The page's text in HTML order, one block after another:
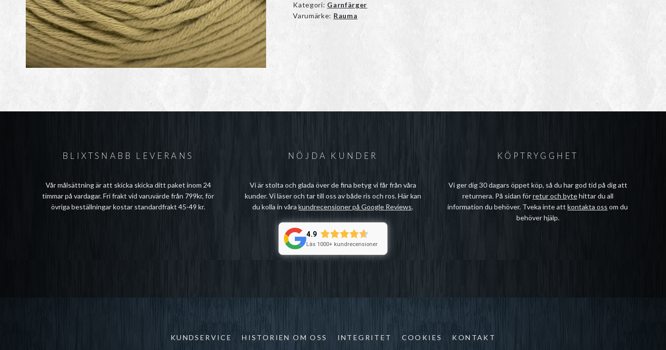
Kategori: Garnfärger
Varumärke: Rauma
BLIXTSNABB LEVERANS
Vår målsättning är att skicka skicka ditt paket inom 24
timmar på vardagar. Fri frakt vid varuvärde från 799kr, för
övriga beställningar kostar standardfrakt 45-49 kr.
NÖJDA KUNDER
Vi är stolta och glada över de fina betyg vi får från våra
kunder. Vi läser och tar till oss av både ris och ros. Här kan
du kolla in vårakundrecensioner på Google Reviews.
4.9
Läs 1000+ kundrecensioner
KÖPTRYGGHET
Vi ger dig 30 dagars öppet köp, så du har god tid på dig att
returnera. På sidan förretur och bytehittar du all
information du behöver. Tveka inte attkontakta oss om du
behöver hjälp.
KUNDSERVICE HISTORIEN OM OSS INTEGRITET COOKIES KONTAKT